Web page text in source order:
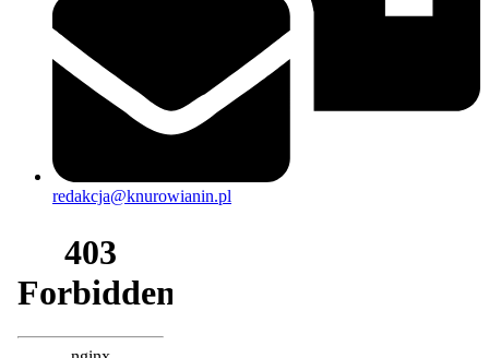
redakcja@knurowianin.pl